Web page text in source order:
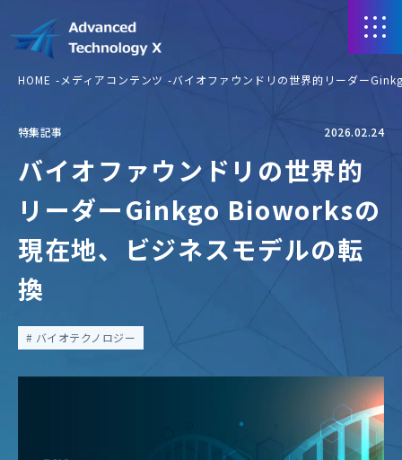
HOME メディアコンテンツ バイオファウンドリの世界的リーダー
特集記事 2026.02.24
バイオファウンドリの世界的
リーダーGinkgo Bioworksの
現在地、ビジネスモデルの転
換
バイオテクノロジー